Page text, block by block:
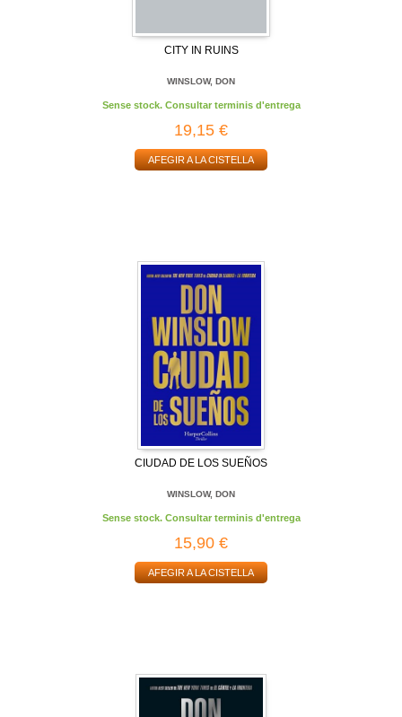
CITY IN RUINS
WINSLOW, DON
Sense stock. Consultar terminis d'entrega
19,15 €
AFEGIR A LA CISTELLA
CIUDAD DE LOS SUEÑOS
WINSLOW, DON
Sense stock. Consultar terminis d'entrega
15,90 €
AFEGIR A LA CISTELLA